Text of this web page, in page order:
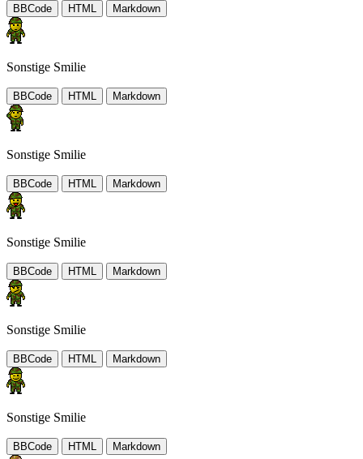
BBCode HTML Markdown
Sonstige Smilie
BBCode HTML Markdown
Sonstige Smilie
BBCode HTML Markdown
Sonstige Smilie
BBCode HTML Markdown
Sonstige Smilie
BBCode HTML Markdown
Sonstige Smilie
BBCode HTML Markdown